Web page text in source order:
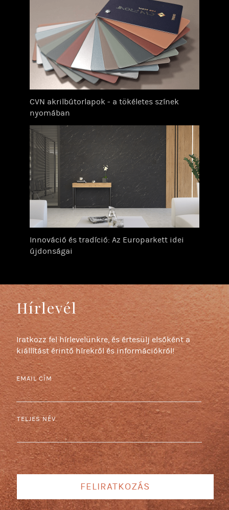
CVN akrilbútorlapok - a tökéletes színek
nyomában
Innováció és tradíció: Az Europarkett idei
újdonságai
Hírlevél
Iratkozz fel hírlevelünkre, és értesülj elsőként a
kiállítást érintő hírekről és információkról!
EMAIL CÍM
TELJES NÉV
FELIRATKOZÁS